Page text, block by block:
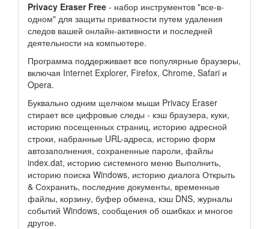
Privacy Eraser Free - набор инструментов "все-в-
одном" для защиты приватности путем удаления
следов вашей онлайн-активности и последней
деятельности на компьютере.
Программа поддерживает все популярные браузеры,
включая Internet Explorer, Firefox, Chrome, Safari и
Opera.
Буквально одним щелчком мыши Privacy Eraser
стирает все цифровые следы - кэш браузера, куки,
историю посещенных страниц, историю адресной
строки, набранные URL-адреса, историю форм
автозаполнения, сохраненные пароли, файлы
index.dat, историю системного меню Выполнить,
историю поиска Windows, историю диалога Открыть
& Сохранить, последние документы, временные
файлы, корзину, буфер обмена, кэш DNS, журналы
событий Windows, сообщения об ошибках и многое
другое.